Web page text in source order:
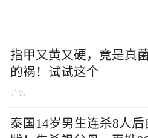
指甲又黄又硬，竟是真
的祸！试试这个
泰国14岁男生连杀8人后